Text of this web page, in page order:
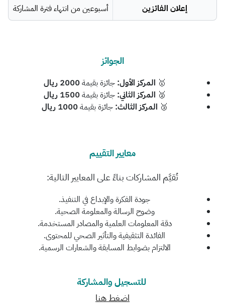
إعلان الفائزين أسبوعين من انتهاء فترة المشاركة
الجوائز
🥇 المركز الأول: جائزة بقيمة2000 ريال
🥈 المركز الثاني: جائزة بقيمة1500 ريال
🥉 المركز الثالث: جائزة بقيمة1000 ريال
معايير التقييم
تُقيَّم المشاركات بناءً على المعايير التالية:
جودة الفكرة والإبداع في التنفيذ.
وضوح الرسالة والمعلومة الصحية.
دقة المعلومات العلمية والمصادر المستخدمة.
الفائدة التثقيفية والتأثير الصحي للمحتوى.
الالتزام بضوابط المسابقة والشعارات الرسمية.
للتسجيل والمشاركة
اضغط هنا